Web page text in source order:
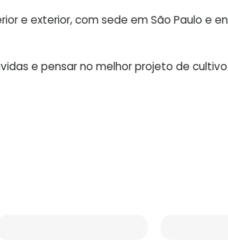
e exterior, com sede em São Paulo e
e pensar no melhor projeto de cultivo.